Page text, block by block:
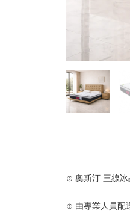
⊙ 奧斯汀 三線
⊙ 由專業人員配